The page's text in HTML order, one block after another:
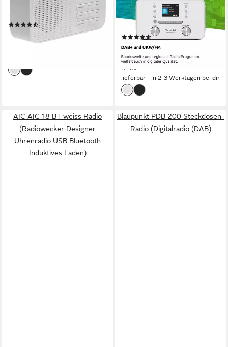
Stromversorgung
Gewicht
(9)
33,29 € UVP 39,95 €
10 W
Leistung
externes Netzteil, Netzbetrieb
Gewicht
(15)
114,99 € UVP
10,50 €mtl. in 12 Raten
-21%
lieferbar - in 2-3 Werktagen bei dir
AIC AIC 18 BT weiss Radio
(Radiowecker Designer
Uhrenradio USB Bluetooth
Induktives Laden)
Blaupunkt PDB 200 Steckdosen-
Radio (Digitalradio (DAB)